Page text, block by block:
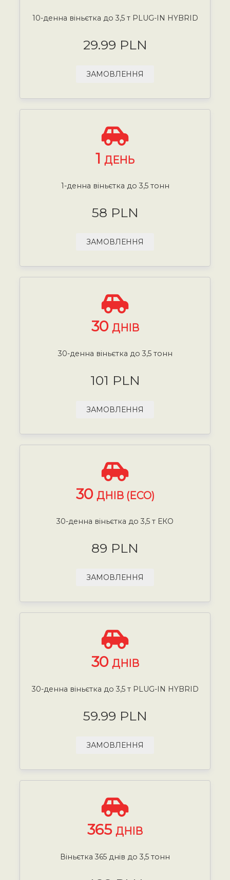
10-денна віньєтка до 3,5 т PLUG-IN HYBRID
29.99 PLN
ЗАМОВЛЕННЯ
1 ДЕНЬ
1-денна віньєтка до 3,5 тонн
58 PLN
ЗАМОВЛЕННЯ
30 ДНІВ
30-денна віньєтка до 3,5 тонн
101 PLN
ЗАМОВЛЕННЯ
30 ДНІВ (ECO)
30-денна віньєтка до 3,5 т ЕКО
89 PLN
ЗАМОВЛЕННЯ
30 ДНІВ
30-денна віньєтка до 3,5 т PLUG-IN HYBRID
59.99 PLN
ЗАМОВЛЕННЯ
365 ДНІВ
Віньєтка 365 днів до 3,5 тонн